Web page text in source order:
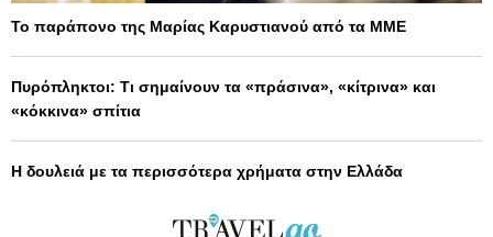
Το παράπονο της Μαρίας Καρυστιανού από τα ΜΜΕ
Πυρόπληκτοι: Τι σημαίνουν τα «πράσινα», «κίτρινα» και
«κόκκινα» σπίτια
Η δουλειά με τα περισσότερα χρήματα στην Ελλάδα